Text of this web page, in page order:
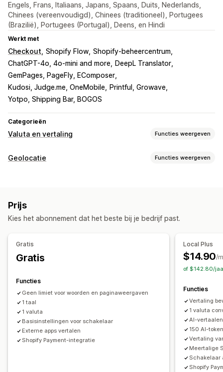
Engels, Frans, Italiaans, Japans, Spaans, Duits, Nederlands,
Chinees (vereenvoudigd), Chinees (traditioneel), Portugees
(Brazilië), Portugees (Portugal), Deens, en Hindi
Werkt met
Checkout Shopify Flow Shopify-beheercentrum
ChatGPT-4o, 4o-mini and more
DeepL Translator
GemPages, PageFly, EComposer
Kudosi, Judge.me, OneMobile
Printful, Growave
Yotpo, Shipping Bar, BOGOS
Categorieën
Valuta en vertaling Functies weergeven
Valutaconversie
Vertaling
Vertalingen automatisch synchroniseren
Bulkvertaling
Vertaling van afbeeldingen
Professionele vertaling
Terminologiebeheer Auto-redirect
Taalwisselaar
Ontwerp van wisselaar
Geolocatie Functies weergeven
Handmatige omleiding
Prijs
Kies het abonnement dat het beste bij je bedrijf past.
Gratis
Gratis
Functies
Geen limiet voor woorden en paginaweergaven
1 taal
1 valuta
Basisinstellingen voor schakelaar
Externe apps vertalen
Shopify Payment-integratie
Local Plus
$14.90/
of $142.80/
Functies
Vertaling
1 valuta
AI-
150 AI-
Vertaling
Meertalige
Schakelaar
Shopify